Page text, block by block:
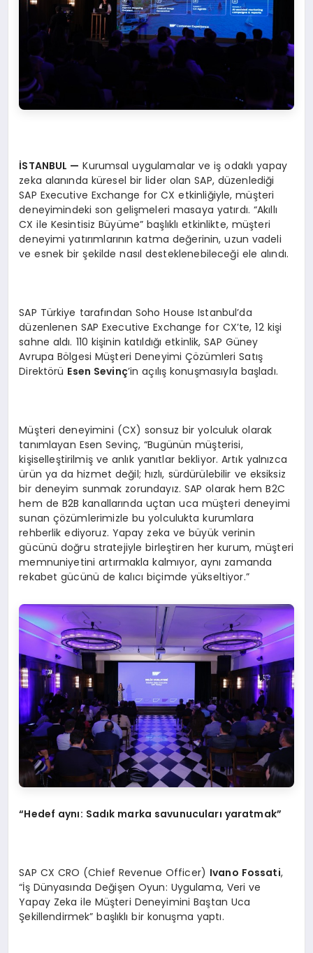
İSTANBUL — Kurumsal uygulamalar ve iş odaklı yapay
zeka alanında küresel bir lider olan SAP, düzenlediği
SAP Executive Exchange for CX etkinliğiyle, müşteri
deneyimindeki son gelişmeleri masaya yatırdı. “Akıllı
CX ile Kesintisiz Büyüme” başlıklı etkinlikte, müşteri
deneyimi yatırımlarının katma değerinin, uzun vadeli
ve esnek bir şekilde nasıl desteklenebileceği ele alındı.
SAP Türkiye tarafından Soho House Istanbul’da
düzenlenen SAP Executive Exchange for CX’te, 12 kişi
sahne aldı. 110 kişinin katıldığı etkinlik, SAP Güney
Avrupa Bölgesi Müşteri Deneyimi Çözümleri Satış
Direktörü Esen Sevinç’in açılış konuşmasıyla başladı.
Müşteri deneyimini (CX) sonsuz bir yolculuk olarak
tanımlayan Esen Sevinç, “Bugünün müşterisi,
kişiselleştirilmiş ve anlık yanıtlar bekliyor. Artık yalnızca
ürün ya da hizmet değil; hızlı, sürdürülebilir ve eksiksiz
bir deneyim sunmak zorundayız. SAP olarak hem B2C
hem de B2B kanallarında uçtan uca müşteri deneyimi
sunan çözümlerimizle bu yolculukta kurumlara
rehberlik ediyoruz. Yapay zeka ve büyük verinin
gücünü doğru stratejiyle birleştiren her kurum, müşteri
memnuniyetini artırmakla kalmıyor, aynı zamanda
rekabet gücünü de kalıcı biçimde yükseltiyor.”
“Hedef aynı: Sadık marka savunucuları yaratmak”
SAP CX CRO (Chief Revenue Officer) Ivano Fossati,
“İş Dünyasında Değişen Oyun: Uygulama, Veri ve
Yapay Zeka ile Müşteri Deneyimini Baştan Uca
Şekillendirmek” başlıklı bir konuşma yaptı.